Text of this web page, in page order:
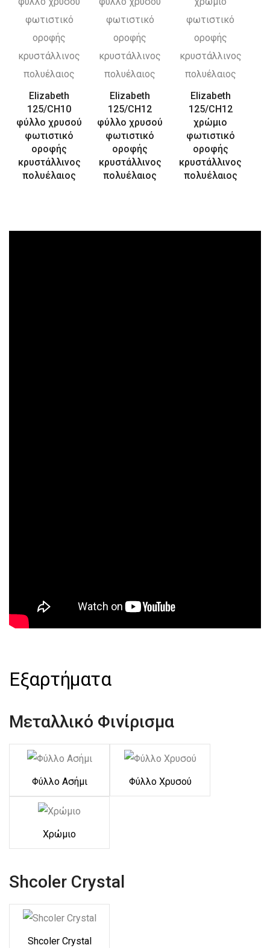
Elizabeth
125/CH10
φύλλο χρυσού
φωτιστικό
οροφής
κρυστάλλινος
πολυέλαιος
Elizabeth
125/CH12
φύλλο χρυσού
φωτιστικό
οροφής
κρυστάλλινος
πολυέλαιος
Elizabeth
125/CH12
χρώμιο
φωτιστικό
οροφής
κρυστάλλινος
πολυέλαιος
Εξαρτήματα
Μεταλλικό Φινίρισμα
Φύλλο Ασήμι Φύλλο Χρυσού
Χρώμιο
Shcoler Crystal
Shcoler Crystal